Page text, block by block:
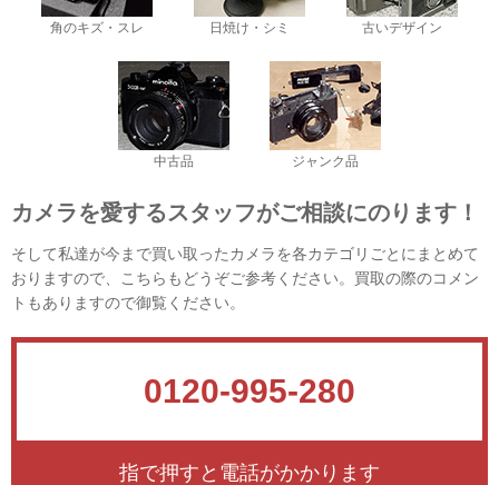
角のキズ・スレ 日焼け・シミ 古いデザイン
中古品 ジャンク品
カメラを愛するスタッフがご相談にのります！
そして私達が今まで買い取ったカメラを各カテゴリごとにまとめて
おりますので、こちらもどうぞご参考ください。買取の際のコメン
トもありますので御覧ください。
0120-995-280
指で押すと電話がかかります